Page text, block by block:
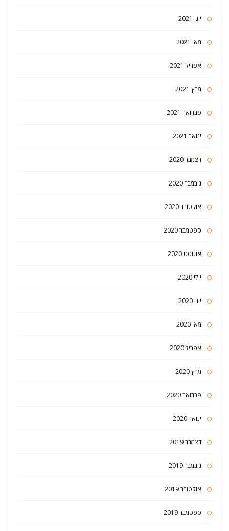
יוני 2021
מאי 2021
אפריל 2021
מרץ 2021
פברואר 2021
ינואר 2021
דצמבר 2020
נובמבר 2020
אוקטובר 2020
ספטמבר 2020
אוגוסט 2020
יולי 2020
יוני 2020
מאי 2020
אפריל 2020
מרץ 2020
פברואר 2020
ינואר 2020
דצמבר 2019
נובמבר 2019
אוקטובר 2019
ספטמבר 2019